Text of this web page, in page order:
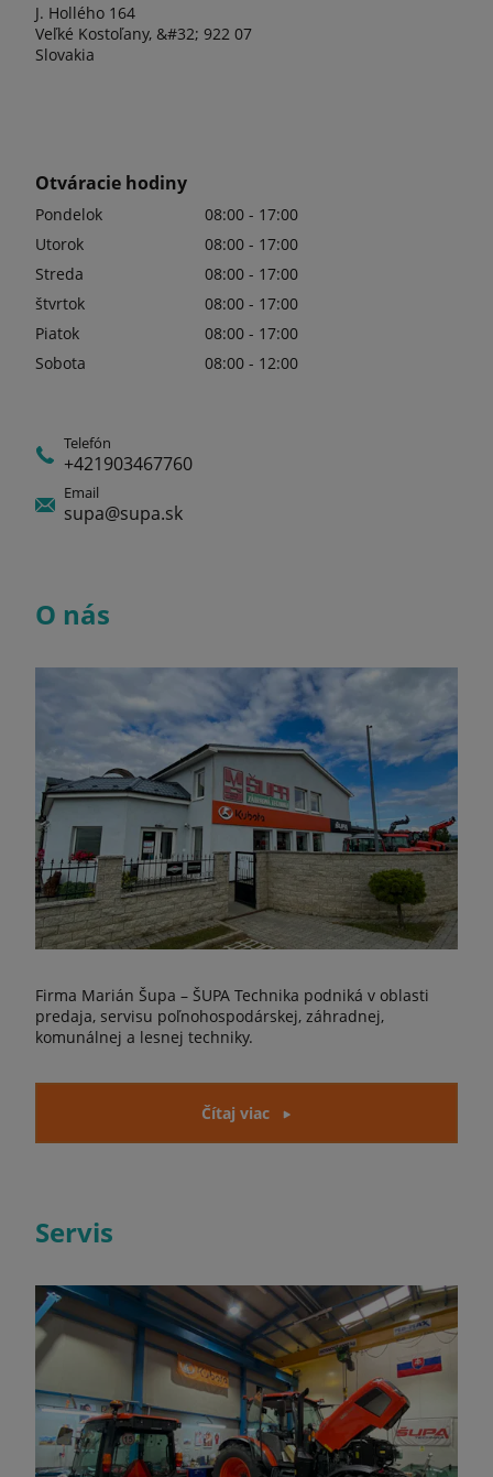
J. Hollého 164
Veľké Kostoľany, &#32; 922 07
Slovakia
Otváracie hodiny
Pondelok
08:00 - 17:00
Utorok
08:00 - 17:00
Streda
08:00 - 17:00
štvrtok
08:00 - 17:00
Piatok
08:00 - 17:00
Sobota
08:00 - 12:00
Telefón
+421903467760
Email
supa@supa.sk
O nás
Firma Marián Šupa – ŠUPA Technika podniká v oblasti
predaja, servisu poľnohospodárskej, záhradnej,
komunálnej a lesnej techniky.
Čítaj viac
Servis